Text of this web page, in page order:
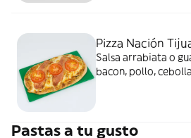
Pizza Nación
Salsa arrabiata o
bacon, pollo,
Pastas a tu gusto